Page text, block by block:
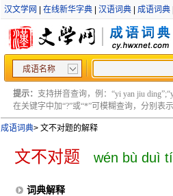
汉文学网 在线新华字典| 汉语词典| 成语词典|
成语名称
提示： 支持拼音查询，例：“yi yan jiu
在关键字中加“?”或“*”可模糊查询，分别表
成语词典>文不对题的解释
文不对题 wén bù duì tí
词典解释